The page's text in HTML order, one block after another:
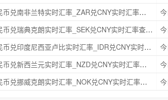
今日人民币兑南非兰特实时汇率_ZAR兑CNY实时汇率查询 2025年09月21日
今日人民币兑瑞典克朗实时汇率_SEK兑CNY实时汇率查询 2025年09月21日
今日人民币兑印度尼西亚卢比实时汇率_IDR兑CNY实时汇率查询 2025年09月21日
今日人民币兑新西兰元实时汇率_NZD兑CNY实时汇率查询 2025年09月21日
今日人民币兑挪威克朗实时汇率_NOK兑CNY实时汇率查询 2025年09月21日